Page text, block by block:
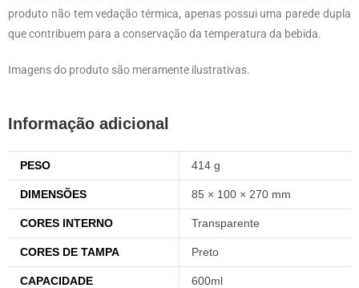
produto não tem vedação térmica, apenas possui uma parede dupla
que contribuem para a conservação da temperatura da bebida.
Imagens do produto são meramente ilustrativas.
Informação adicional
PESO 414 g
DIMENSÕES 85 × 100 × 270 mm
CORES INTERNO Transparente
CORES DE TAMPA Preto
CAPACIDADE 600ml